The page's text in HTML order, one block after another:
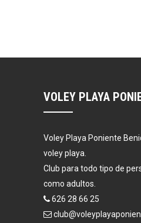
VOLEY PLAYA
Voley Playa Poniente
voley playa.
Club para todo tipo de
como adultos.
626 28 66 25